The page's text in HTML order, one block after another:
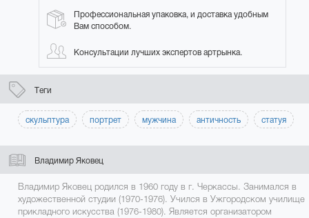
Профессиональная упаковка, и доставка удобным
Вам способом.
Консультации лучших экспертов артрынка.
Теги
скульптура портрет мужчина античность статуя
Владимир Яковец
Владимир Яковец родился в 1960 году в г. Черкассы. Занимался в
художественной студии (1970-1976). Учился в Ужгородском училище
прикладного искусства (1976-1980). Является организатором